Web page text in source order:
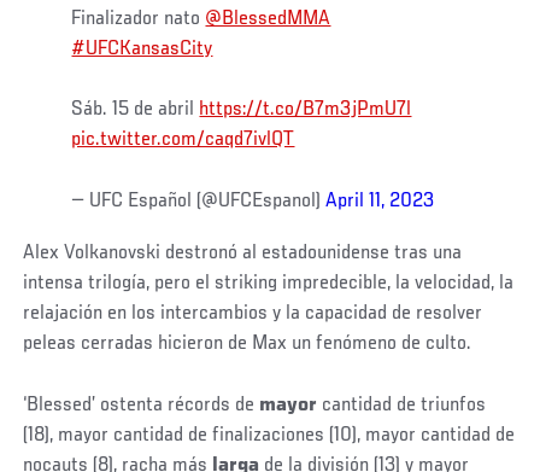
Finalizador nato @BlessedMMA
#UFCKansasCity
Sáb. 15 de abril https://t.co/B7m3jPmU7l
pic.twitter.com/caqd7ivlQT
— UFC Español (@UFCEspanol)April 11, 2023
Alex Volkanovski destronó al estadounidense tras una
intensa trilogía, pero el striking impredecible, la velocidad, la
relajación en los intercambios y la capacidad de resolver
peleas cerradas hicieron de Max un fenómeno de culto.
‘Blessed’ ostenta récords de mayor cantidad de triunfos
(18), mayor cantidad de finalizaciones (10), mayor cantidad de
nocauts (8), racha más larga de la división (13) y mayor